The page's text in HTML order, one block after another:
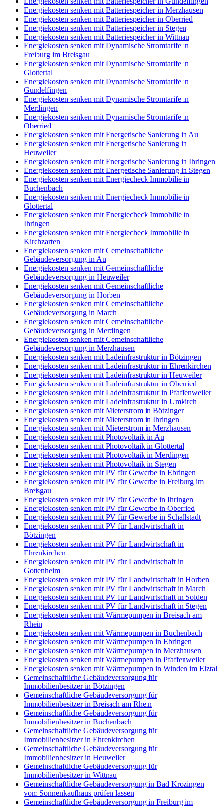
Energiekosten senken mit Batteriespeicher in Merzhausen
Energiekosten senken mit Batteriespeicher in Oberried
Energiekosten senken mit Batteriespeicher in Stegen
Energiekosten senken mit Batteriespeicher in Wittnau
Energiekosten senken mit Dynamische Stromtarife in
Freiburg im Breisgau
Energiekosten senken mit Dynamische Stromtarife in
Glottertal
Energiekosten senken mit Dynamische Stromtarife in
Gundelfingen
Energiekosten senken mit Dynamische Stromtarife in
Merdingen
Energiekosten senken mit Dynamische Stromtarife in
Oberried
Energiekosten senken mit Energetische Sanierung in Au
Energiekosten senken mit Energetische Sanierung in
Heuweiler
Energiekosten senken mit Energetische Sanierung in Ihringen
Energiekosten senken mit Energetische Sanierung in Stegen
Energiekosten senken mit Energiecheck Immobilie in
Buchenbach
Energiekosten senken mit Energiecheck Immobilie in
Glottertal
Energiekosten senken mit Energiecheck Immobilie in
Ihringen
Energiekosten senken mit Energiecheck Immobilie in
Kirchzarten
Energiekosten senken mit Gemeinschaftliche
Gebäudeversorgung in Au
Energiekosten senken mit Gemeinschaftliche
Gebäudeversorgung in Heuweiler
Energiekosten senken mit Gemeinschaftliche
Gebäudeversorgung in Horben
Energiekosten senken mit Gemeinschaftliche
Gebäudeversorgung in March
Energiekosten senken mit Gemeinschaftliche
Gebäudeversorgung in Merdingen
Energiekosten senken mit Gemeinschaftliche
Gebäudeversorgung in Merzhausen
Energiekosten senken mit Ladeinfrastruktur in Bötzingen
Energiekosten senken mit Ladeinfrastruktur in Ehrenkirchen
Energiekosten senken mit Ladeinfrastruktur in Heuweiler
Energiekosten senken mit Ladeinfrastruktur in Oberried
Energiekosten senken mit Ladeinfrastruktur in Pfaffenweiler
Energiekosten senken mit Ladeinfrastruktur in Umkirch
Energiekosten senken mit Mieterstrom in Bötzingen
Energiekosten senken mit Mieterstrom in Ihringen
Energiekosten senken mit Mieterstrom in Merzhausen
Energiekosten senken mit Photovoltaik in Au
Energiekosten senken mit Photovoltaik in Glottertal
Energiekosten senken mit Photovoltaik in Merdingen
Energiekosten senken mit Photovoltaik in Stegen
Energiekosten senken mit PV für Gewerbe in Ebringen
Energiekosten senken mit PV für Gewerbe in Freiburg im
Breisgau
Energiekosten senken mit PV für Gewerbe in Ihringen
Energiekosten senken mit PV für Gewerbe in Oberried
Energiekosten senken mit PV für Gewerbe in Schallstadt
Energiekosten senken mit PV für Landwirtschaft in
Bötzingen
Energiekosten senken mit PV für Landwirtschaft in
Ehrenkirchen
Energiekosten senken mit PV für Landwirtschaft in
Gottenheim
Energiekosten senken mit PV für Landwirtschaft in Horben
Energiekosten senken mit PV für Landwirtschaft in March
Energiekosten senken mit PV für Landwirtschaft in Sölden
Energiekosten senken mit PV für Landwirtschaft in Stegen
Energiekosten senken mit Wärmepumpen in Breisach am
Rhein
Energiekosten senken mit Wärmepumpen in Buchenbach
Energiekosten senken mit Wärmepumpen in Ebringen
Energiekosten senken mit Wärmepumpen in Merzhausen
Energiekosten senken mit Wärmepumpen in Pfaffenweiler
Energiekosten senken mit Wärmepumpen in Winden im Elztal
Gemeinschaftliche Gebäudeversorgung für
Immobilienbesitzer in Bötzingen
Gemeinschaftliche Gebäudeversorgung für
Immobilienbesitzer in Breisach am Rhein
Gemeinschaftliche Gebäudeversorgung für
Immobilienbesitzer in Buchenbach
Gemeinschaftliche Gebäudeversorgung für
Immobilienbesitzer in Ehrenkirchen
Gemeinschaftliche Gebäudeversorgung für
Immobilienbesitzer in Heuweiler
Gemeinschaftliche Gebäudeversorgung für
Immobilienbesitzer in Wittnau
Gemeinschaftliche Gebäudeversorgung in Bad Krozingen
vom Sonnenkaufhaus prüfen lassen
Gemeinschaftliche Gebäudeversorgung in Freiburg im